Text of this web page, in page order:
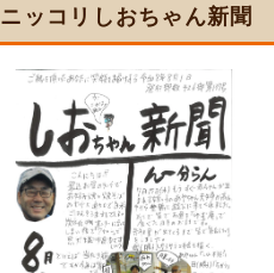
ニッコリしおちゃん新聞